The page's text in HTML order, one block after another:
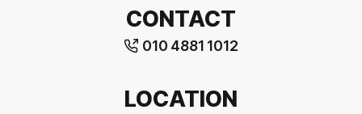
CONTACT
010 4881 1012
LOCATION